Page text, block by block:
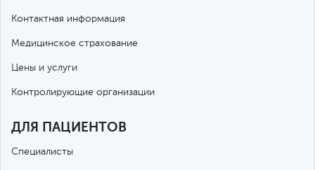
Контактная информация
Медицинское страхование
Цены и услуги
Контролирующие организации
ДЛЯ ПАЦИЕНТОВ
Специалисты